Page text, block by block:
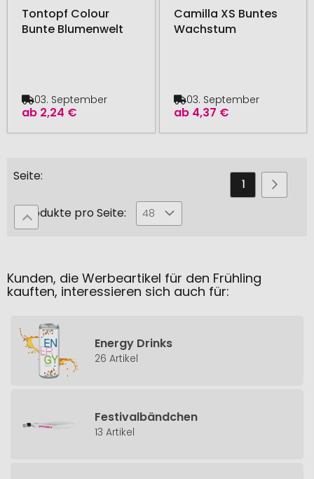
Tontopf Colour
Bunte Blumenwelt
ab 2,24 €
03. September
Camilla XS Buntes
Wachstum
ab 4,37 €
03. September
Seite
Sie
1 Seite
2
Produkte pro Seite: 48
Kunden, die Werbeartikel für den Frühling
kauften, interessieren sich auch für:
Energy Drinks
26 Artikel
Festivalbändchen
13 Artikel